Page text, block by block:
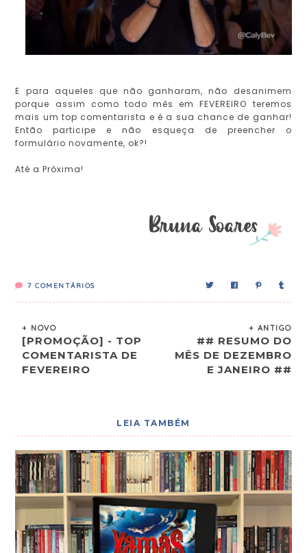
E para aqueles que não ganharam, não desanimem
porque assim como todo mês em FEVEREIRO teremos
mais um top comentarista e é a sua chance de ganhar!
Então participe e não esqueça de preencher o
formulário novamente, ok?!
Até a Próxima!
7 COMENTÁRIOS
+ NOVO
[PROMOÇÃO] - TOP
COMENTARISTA DE
FEVEREIRO
+ ANTIGO
## RESUMO DO
MÊS DE DEZEMBRO
E JANEIRO ##
LEIA TAMBÉM